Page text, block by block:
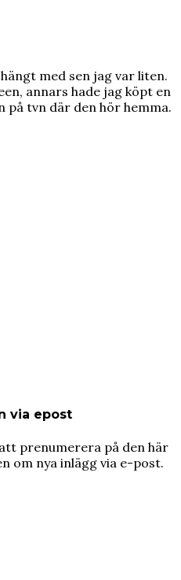
med sen jag var liten.
annars hade jag köpt en
på tvn där den hör hemma.
via epost
prenumerera på den här
om nya inlägg via e-post.